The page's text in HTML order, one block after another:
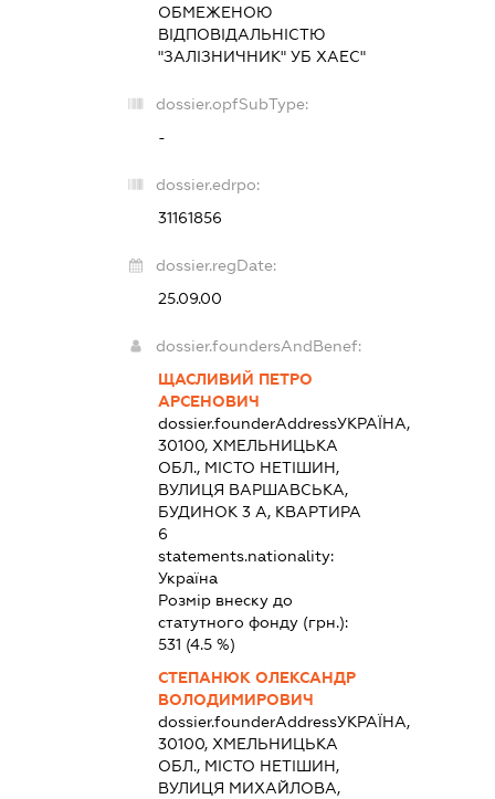
ОБМЕЖЕНОЮ
ВІДПОВІДАЛЬНІСТЮ
"ЗАЛІЗНИЧНИК" УБ ХАЕС"
dossier.opfSubType:
-
dossier.edrpo:
31161856
dossier.regDate:
25.09.00
dossier.foundersAndBenef:
ЩАСЛИВИЙ ПЕТРО
АРСЕНОВИЧ
dossier.founderAddressУКРАЇНА,
30100, ХМЕЛЬНИЦЬКА
ОБЛ., МІСТО НЕТІШИН,
ВУЛИЦЯ ВАРШАВСЬКА,
БУДИНОК 3 А, КВАРТИРА
6
statements.nationality:
Україна
Розмір внеску до
статутного фонду (грн.):
531 (4.5 %)
СТЕПАНЮК ОЛЕКСАНДР
ВОЛОДИМИРОВИЧ
dossier.founderAddressУКРАЇНА,
30100, ХМЕЛЬНИЦЬКА
ОБЛ., МІСТО НЕТІШИН,
ВУЛИЦЯ МИХАЙЛОВА,